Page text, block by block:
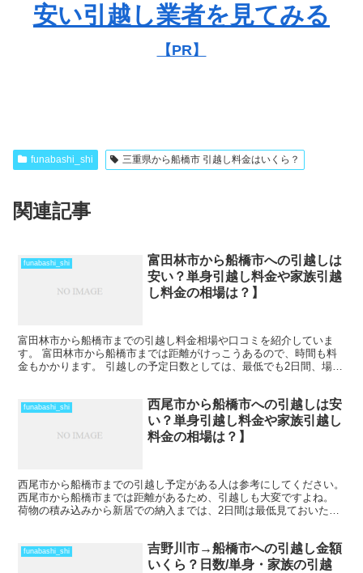
安い引越し業者を見てみる
【PR】
funabashi_shi 三重県から船橋市 引越し料金はいくら？
関連記事
funabashi_shi
富田林市から船橋市への引越しは
安い？単身引越し料金や家族引越
し料金の相場は？】
富田林市から船橋市までの引越し料金相場や口コミを紹介していま
す。 富田林市から船橋市までは距離がけっこうあるので、時間も料
金もかかります。 引越しの予定日数としては、最低でも2日間、場合
funabashi_shi
西尾市から船橋市への引越しは安
い？単身引越し料金や家族引越し
料金の相場は？】
西尾市から船橋市までの引越し予定がある人は参考にしてください。
西尾市から船橋市までは距離があるため、引越しも大変ですよね。
荷物の積み込みから新居での納入までは、2日間は最低見ておいた方
funabashi_shi
吉野川市→船橋市への引越し金額
いくら？日数/単身・家族の引越